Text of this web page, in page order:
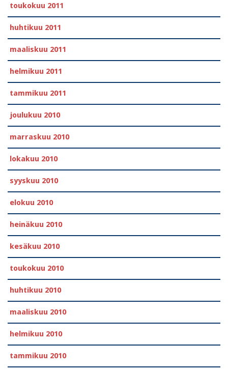
toukokuu 2011
huhtikuu 2011
maaliskuu 2011
helmikuu 2011
tammikuu 2011
joulukuu 2010
marraskuu 2010
lokakuu 2010
syyskuu 2010
elokuu 2010
heinäkuu 2010
kesäkuu 2010
toukokuu 2010
huhtikuu 2010
maaliskuu 2010
helmikuu 2010
tammikuu 2010